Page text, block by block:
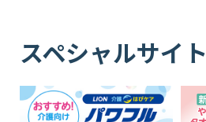
スペシャルサイト